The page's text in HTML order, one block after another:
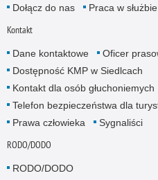
Dołącz do nas Praca w
Kontakt
Dane kontaktowe
Oficer
Dostępność KMP w Siedlcach
Kontakt dla osób głuchoniemych
Telefon bezpieczeństwa dla
Prawa człowieka
Sygnaliści
RODO/DODO
RODO/DODO